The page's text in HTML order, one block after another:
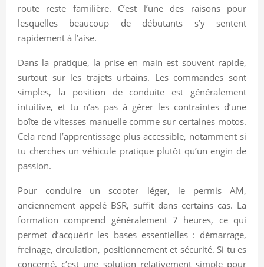
route reste familière. C’est l’une des raisons pour
lesquelles beaucoup de débutants s’y sentent
rapidement à l’aise.
Dans la pratique, la prise en main est souvent rapide,
surtout sur les trajets urbains. Les commandes sont
simples, la position de conduite est généralement
intuitive, et tu n’as pas à gérer les contraintes d’une
boîte de vitesses manuelle comme sur certaines motos.
Cela rend l’apprentissage plus accessible, notamment si
tu cherches un véhicule pratique plutôt qu’un engin de
passion.
Pour conduire un scooter léger, le permis AM,
anciennement appelé BSR, suffit dans certains cas. La
formation comprend généralement 7 heures, ce qui
permet d’acquérir les bases essentielles : démarrage,
freinage, circulation, positionnement et sécurité. Si tu es
concerné, c’est une solution relativement simple pour